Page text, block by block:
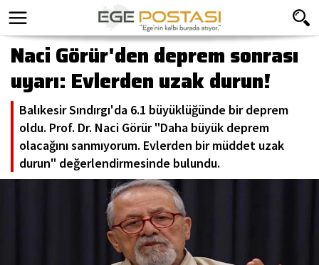
Naci Görür'den deprem sonrası
uyarı: Evlerden uzak durun!
Balıkesir Sındırgı'da 6.1 büyüklüğünde bir deprem
oldu. Prof. Dr. Naci Görür "Daha büyük deprem
olacağını sanmıyorum. Evlerden bir müddet uzak
durun" değerlendirmesinde bulundu.